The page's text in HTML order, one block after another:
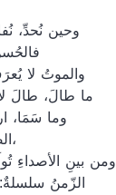
وحين نُحدِّ،
والموتُ لا
ما طالَ، طالَ
وما سَمَا،
الصّوتُ لا يكتملُ إلّا برفيقهِ،
ومن بينِ الأصداءِ
الزّمنُ